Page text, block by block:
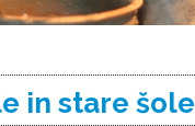
in stare šole